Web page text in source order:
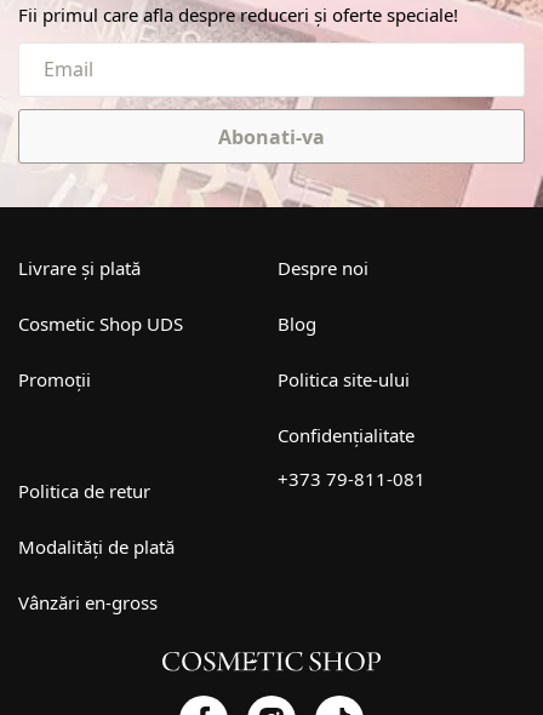
Fii primul care afla despre reduceri și oferte speciale!
Abonati-va
Livrare și plată
Cosmetic Shop UDS
Promoții
Despre noi
Blog
Politica site-ului
Confidențialitate
Politica de retur
Modalități de plată
Vânzări en-gross
+373 79-811-081